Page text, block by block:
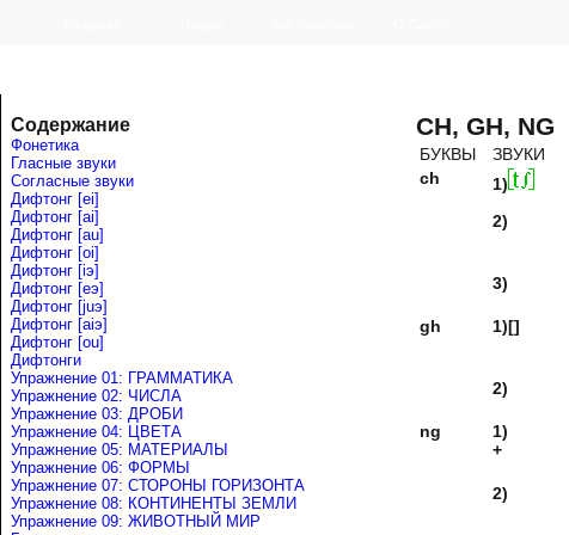
Содержание
Фонетика
Гласные звуки
Согласные звуки
Дифтонг [ei]
Дифтонг [ai]
Дифтонг [au]
Дифтонг [oi]
Дифтонг [iэ]
Дифтонг [eэ]
Дифтонг [juэ]
Дифтонг [аiэ]
Дифтонг [ou]
Дифтонги
Упражнение 01: ГРАММАТИКА
Упражнение 02: ЧИСЛА
Упражнение 03: ДРОБИ
Упражнение 04: ЦВЕТА
Упражнение 05: МАТЕРИАЛЫ
Упражнение 06: ФОРМЫ
Упражнение 07: СТОРОНЫ ГОРИЗОНТА
Упражнение 08: КОНТИНЕНТЫ ЗЕМЛИ
Упражнение 09: ЖИВОТНЫЙ МИР
CH, GH, NG
БУКВЫ ЗВУКИ
ch
1)
2)
3)
gh 1)[]
2)
ng
1)
+
2)